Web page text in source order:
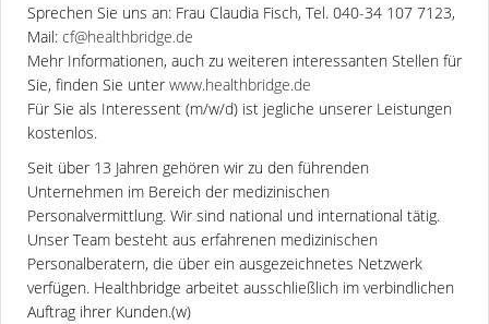
Sprechen Sie uns an: Frau Claudia Fisch, Tel. 040-34 107 7123,
Mail: cf@healthbridge.de
Mehr Informationen, auch zu weiteren interessanten Stellen für
Sie, finden Sie unter www.healthbridge.de
Für Sie als Interessent (m/w/d) ist jegliche unserer Leistungen
kostenlos.
Seit über 13 Jahren gehören wir zu den führenden
Unternehmen im Bereich der medizinischen
Personalvermittlung. Wir sind national und international tätig.
Unser Team besteht aus erfahrenen medizinischen
Personalberatern, die über ein ausgezeichnetes Netzwerk
verfügen. Healthbridge arbeitet ausschließlich im verbindlichen
Auftrag ihrer Kunden.(w)